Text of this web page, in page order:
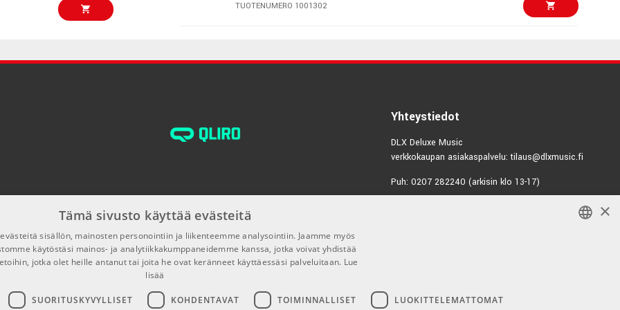
Kravitz ovat vannoutuneita Vox-kitaristeja. Uudempia bändejä,
TUOTENUMERO 1001302
TUOTENUMERO 1001299
TUOTENUMERO 1001295
€19,90/kpl
Dunlop Bass Pick Variety Pack
PVP117
TUOTENUMERO 1075086
TUOTENUMERO 1000230
Yhteystiedot
DLX Deluxe Music
verkkokaupan asiakaspalvelu: tilaus@dlxmusic.fi
Puh: 0207 282240 (arkisin klo 13-17)
×
Tämä sivusto käyttää evästeitä
sisällön, mainosten personointiin ja liikenteemme analysointiin. Jaamme myös
käytöstäsi mainos- ja analytiikkakumppaneidemme kanssa, jotka voivat yhdistää
jotka olet heille antanut tai joita he ovat keränneet käyttäessäsi palveluitaan. Lue
lisää
SUORITUSKYVYLLISET KOHDENTAVAT TOIMINNALLISET LUOKITTELEMATTOMAT